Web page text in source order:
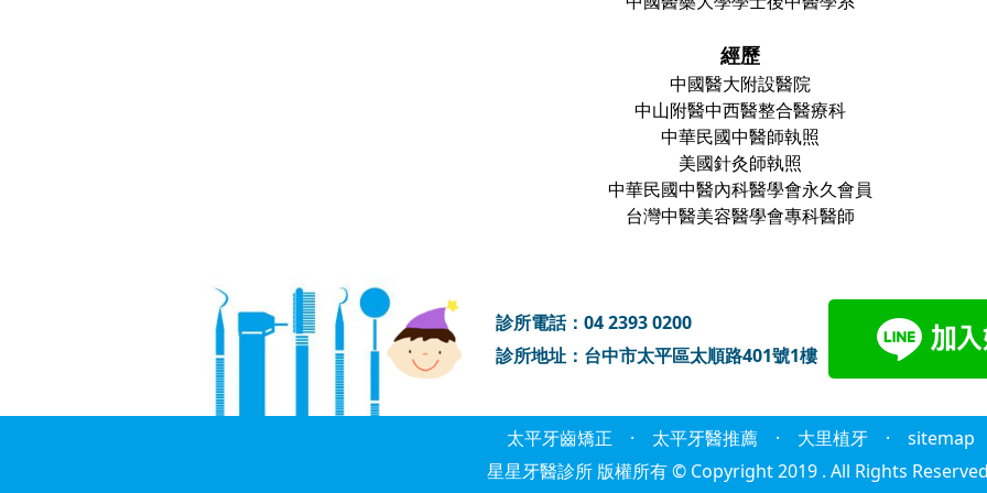
經歷
中國醫大附設醫院
中山附醫中西醫整合醫療科
中華民國中醫師執照
美國針灸師執照
中華民國中醫內科醫學會永久會員
台灣中醫美容醫學會專科醫師
診所電話： 04 2393 0200
診所地址： 台中市太平區太順路401號1樓
太平牙齒矯正 · 太平牙醫推薦· 大里植牙· sitemap
星星牙醫診所 版權所有 © Copyright 2019 . All Rights